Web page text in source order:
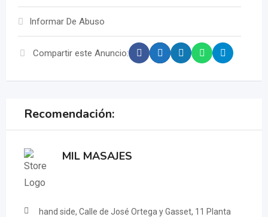
Informar De Abuso
Compartir este Anuncio:
Recomendación:
MIL MASAJES
hand side, Calle de José Ortega y Gasset, 11 Planta